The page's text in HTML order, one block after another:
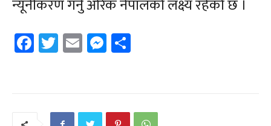
न्यूनीकरण गर्नु ओरेक नेपालको लक्ष्य रहेको छ ।
Facebook
Twitter
EmailMessenger